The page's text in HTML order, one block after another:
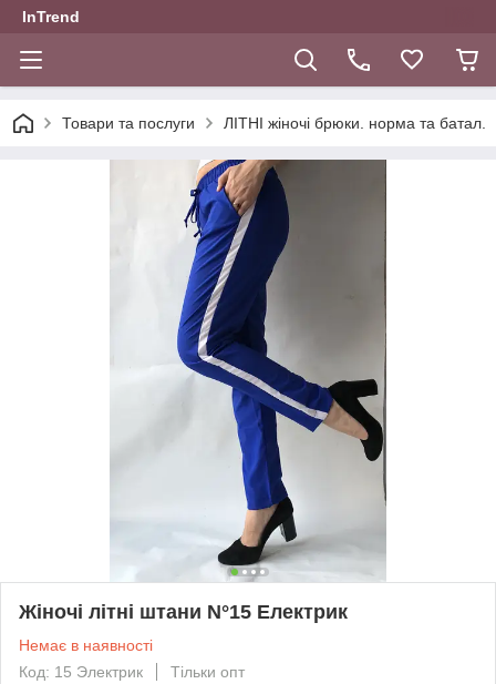
InTrend
Товари та послуги ЛІТНІ жіночі брюки. норма та батал.
Жіночі літні штани N°15 Електрик
Немає в наявності
Код: 15 Электрик
Тільки опт